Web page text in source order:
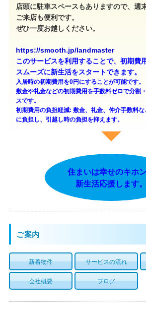
店頭に駐車スペースもありますので、週
ご来店も便利です。
ぜひ一度お越しください。
https://smooth.jp/landmaster
このサービスを利用することで、初期費
スムーズに新生活をスタートできます。
入居時の初期費用を0円にすることが可能です。
敷金や礼金などの初期費用を手数料ゼロで分割
スです。
初期費用の負担軽減: 敷金、礼金、仲介手数料
に負担し、引越し時の負担を抑えます。
住まいは幸せのキホン
新生活応援します。
ご案内
新着物件 サービスの流れ
会社概要 ブログ